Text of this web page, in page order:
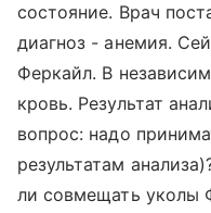
состояние. Врач
диагноз - анемия.
Феркайл. В
кровь. Результат
вопрос: надо
результатам
ли совмещать уколы